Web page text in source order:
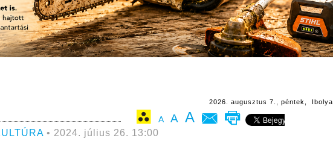
2026. augusztus 7., péntek, Ibolya
A A A
• 2024. július 26. 13:00